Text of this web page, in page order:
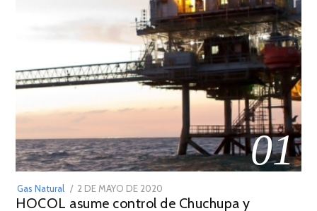
01
Gas Natural
POSTED
ON
2 DE MAYO DE 2020
DE
HOCOL asume control de Chuchupa y